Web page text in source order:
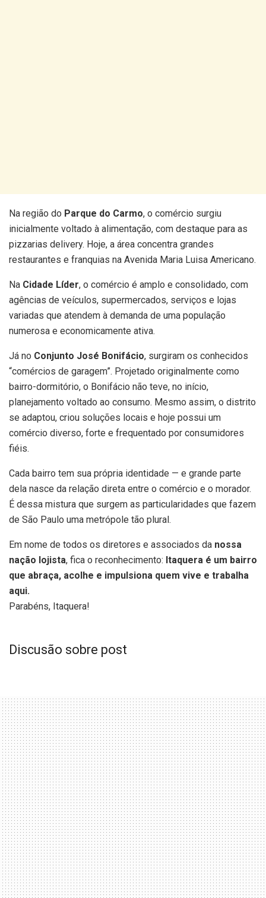
Na região do Parque do Carmo, o comércio surgiu
inicialmente voltado à alimentação, com destaque para as
pizzarias delivery. Hoje, a área concentra grandes
restaurantes e franquias na Avenida Maria Luisa Americano.
Na Cidade Líder, o comércio é amplo e consolidado, com
agências de veículos, supermercados, serviços e lojas
variadas que atendem à demanda de uma população
numerosa e economicamente ativa.
Já no Conjunto José Bonifácio, surgiram os conhecidos
“comércios de garagem”. Projetado originalmente como
bairro-dormitório, o Bonifácio não teve, no início,
planejamento voltado ao consumo. Mesmo assim, o distrito
se adaptou, criou soluções locais e hoje possui um
comércio diverso, forte e frequentado por consumidores
fiéis.
Cada bairro tem sua própria identidade — e grande parte
dela nasce da relação direta entre o comércio e o morador.
É dessa mistura que surgem as particularidades que fazem
de São Paulo uma metrópole tão plural.
Em nome de todos os diretores e associados da nossa
nação lojista, fica o reconhecimento: Itaquera é um bairro
que abraça, acolhe e impulsiona quem vive e trabalha
aqui.
Parabéns, Itaquera!
Discusão sobre post